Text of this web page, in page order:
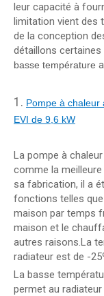
leur capacité à
limitation vient des
de la conception
détaillons
basse température
1. Pompe à chaleur
EVI de 9,6 kW
La pompe à
comme la
sa fabrication, il a
fonctions telles
maison par temps
maison et le
autres raisons.La
radiateur est de -
La basse
permet au